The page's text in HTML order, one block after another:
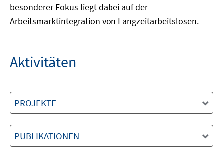
besonderer Fokus liegt dabei auf der
Arbeitsmarktintegration von Langzeitarbeitslosen.
Aktivitäten
PROJEKTE
PUBLIKATIONEN